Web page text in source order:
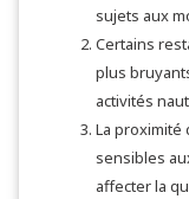
sujets aux
Certains
plus
activités
La proximité
sensibles
affecter la